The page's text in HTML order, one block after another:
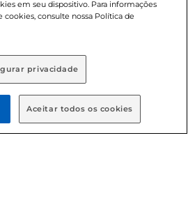
sofrer alterações sem aviso
as compras on-line é de R$
os direitos
em seu dispositivo. Para informações
cookies, consulte nossa Política de
privacidade
Aceitar todos os cookies